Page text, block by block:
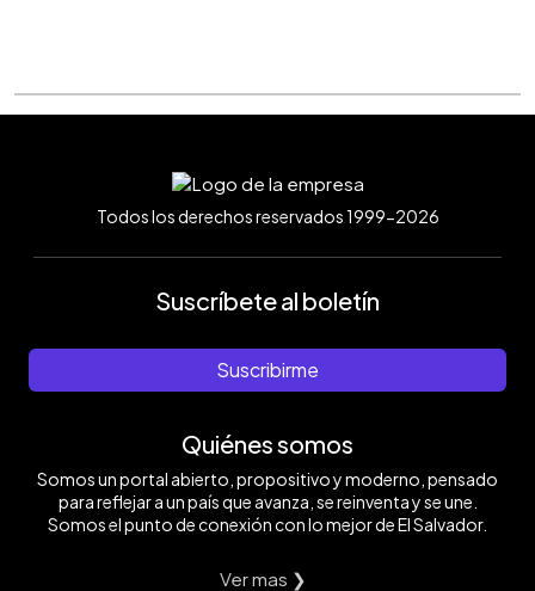
Todos los derechos reservados 1999-2026
Suscríbete al boletín
Suscribirme
Quiénes somos
Somos un portal abierto, propositivo y moderno, pensado
para reflejar a un país que avanza, se reinventa y se une.
Somos el punto de conexión con lo mejor de El Salvador.
Ver mas ❯